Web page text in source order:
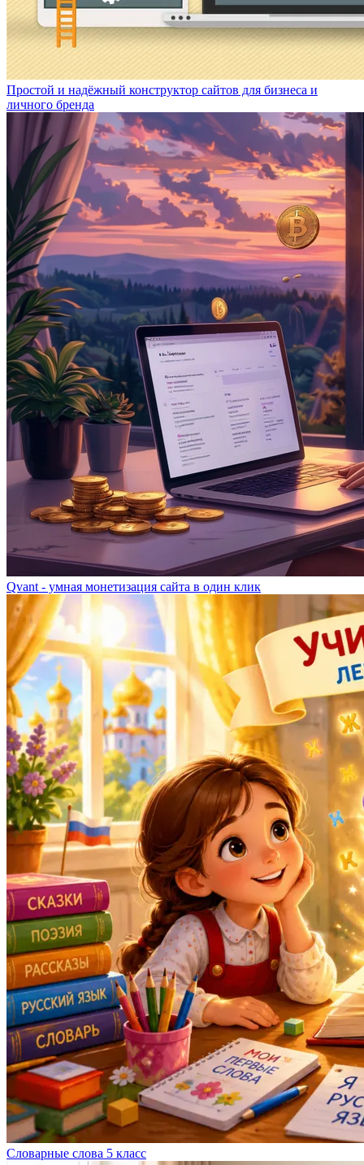
Простой и надёжный конструктор сайтов для бизнеса и
личного бренда
Qvant - умная монетизация сайта в один клик
Словарные слова 5 класс